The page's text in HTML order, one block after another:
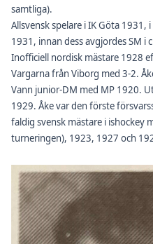
samtliga).
Allsvensk spelare i IK Göta 1931,
1931, innan dess avgjordes SM i
Inofficiell nordisk mästare 1928
Vargarna från Viborg med 3-2.
Vann junior-DM med MP 1920.
1929. Åke var den förste
faldig svensk mästare i ishockey
turneringen), 1923, 1927 och